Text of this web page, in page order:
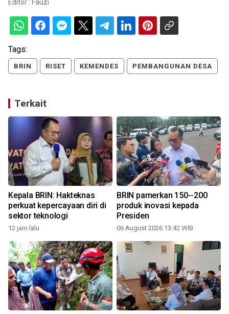
Editor : Fauzi
Tags:
BRIN RISET KEMENDES PEMBANGUNAN DESA
Terkait
Kepala BRIN: Hakteknas
perkuat kepercayaan diri di
sektor teknologi
12 jam lalu
BRIN pamerkan 150--200
produk inovasi kepada
Presiden
06 August 2026 13:42 WIB